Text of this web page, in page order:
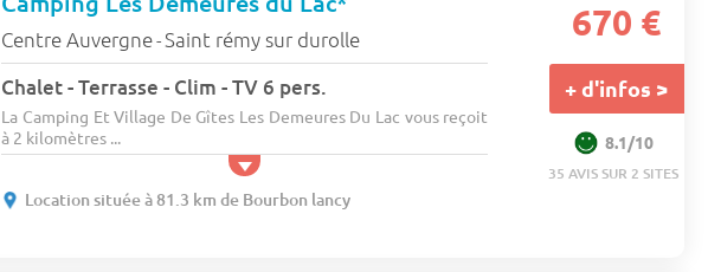
Centre Auvergne-Saint rémy sur durolle
Chalet - Terrasse - Clim - TV 6 pers.
La Camping Et Village De Gîtes Les Demeures Du Lac vous reçoit
à 2 kilomètres ...
Location située à 81.3 km de Bourbon lancy
670 €
+ d'infos >
8.1/10
35 AVIS SUR 2 SITES